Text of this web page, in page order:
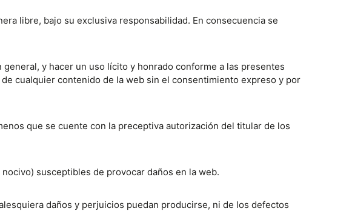
libre, bajo su exclusiva responsabilidad. En consecuencia se
y hacer un uso lícito y honrado conforme a las presentes
cualquier contenido de la web sin el consentimiento expreso y por
que se cuente con la preceptiva autorización del titular de los
susceptibles de provocar daños en la web.
daños y perjuicios puedan producirse, ni de los defectos